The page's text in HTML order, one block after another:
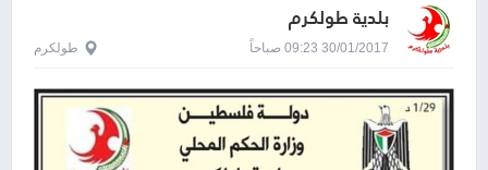
بلدية طولكرم
30/01/2017 09:23 صباحاً طولكرم